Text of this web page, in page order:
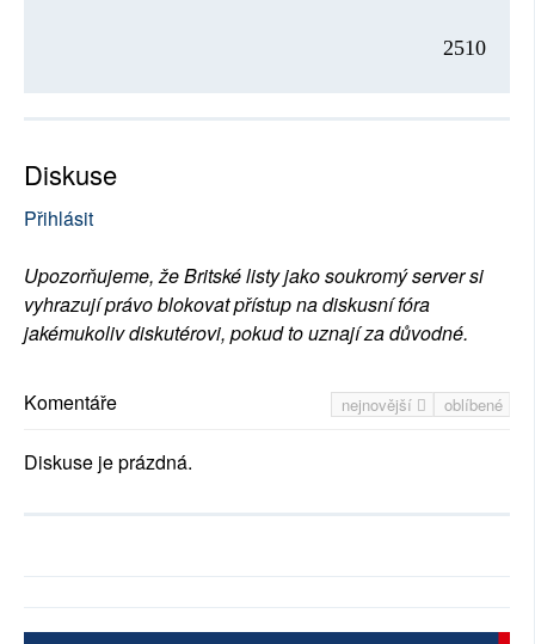
2510
Diskuse
Přihlásit
Upozorňujeme, že Britské listy jako soukromý server si
vyhrazují právo blokovat přístup na diskusní fóra
jakémukoliv diskutérovi, pokud to uznají za důvodné.
nejnovější oblíbené
Komentáře
Diskuse je prázdná.